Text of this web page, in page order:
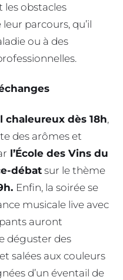
les obstacles
parcours, qu’il
ou à des
chaleureux dès 18h,
des arômes et
l’École des Vins du
débat sur le thème
Enfin, la soirée se
musicale live avec
auront
déguster des
salées aux couleurs
d’un éventail de